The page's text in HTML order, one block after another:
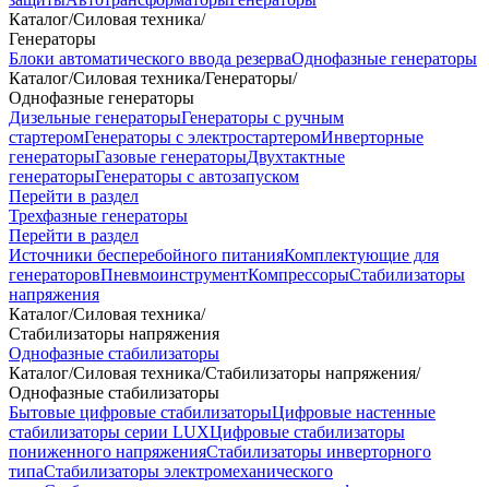
Каталог/Силовая техника/
Генераторы
Блоки автоматического ввода резерваОднофазные генераторы
Каталог/Силовая техника/Генераторы/
Однофазные генераторы
Дизельные генераторыГенераторы с ручным
стартеромГенераторы с электростартеромИнверторные
генераторыГазовые генераторыДвухтактные
генераторыГенераторы с автозапуском
Перейти в раздел
Трехфазные генераторы
Перейти в раздел
Источники бесперебойного питанияКомплектующие для
генераторовПневмоинструментКомпрессорыСтабилизаторы
напряжения
Каталог/Силовая техника/
Стабилизаторы напряжения
Однофазные стабилизаторы
Каталог/Силовая техника/Стабилизаторы напряжения/
Однофазные стабилизаторы
Бытовые цифровые стабилизаторыЦифровые настенные
стабилизаторы серии LUXЦифровые стабилизаторы
пониженного напряженияСтабилизаторы инверторного
типаСтабилизаторы электромеханического